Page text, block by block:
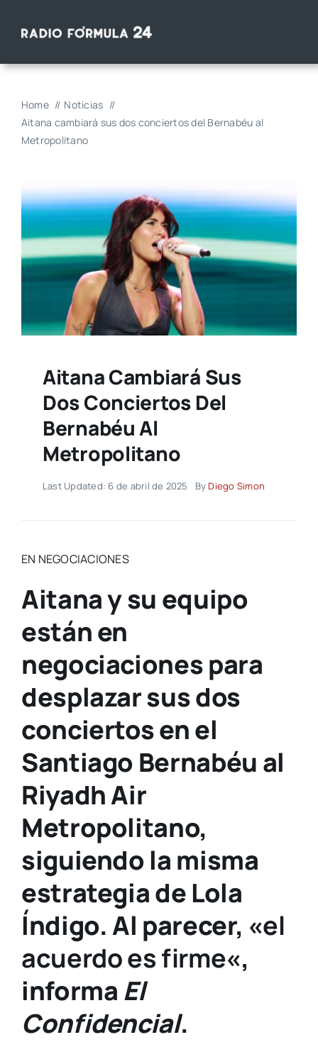
Home
Noticias
Aitana cambiará sus dos conciertos del Bernabéu al
Metropolitano
Aitana Cambiará Sus
Dos Conciertos Del
Bernabéu Al
Metropolitano
Last Updated: 6 de abril de 2025 By Diego Simon
EN NEGOCIACIONES
Aitana y su equipo
están en
negociaciones para
desplazar sus dos
conciertos en el
Santiago Bernabéu al
Riyadh Air
Metropolitano,
siguiendo la misma
estrategia de Lola
Índigo. Al parecer, «el
acuerdo es firme«,
informa El
Confidencial.